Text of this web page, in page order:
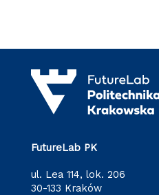
FutureLab PK
ul. Lea 114, lok. 206
30-133 Kraków